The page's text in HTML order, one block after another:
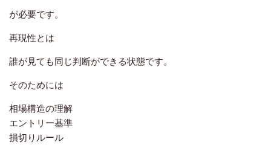
が必要です。
再現性とは
誰が見ても同じ判断ができる状態です。
そのためには
相場構造の理解
エントリー基準
損切りルール